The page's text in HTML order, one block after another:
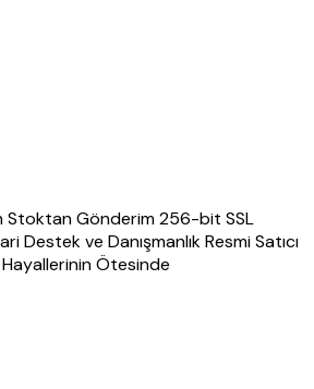
Stoktan Gönderim 256-bit SSL
Destek ve Danışmanlık Resmi Satıcı
Ötesinde